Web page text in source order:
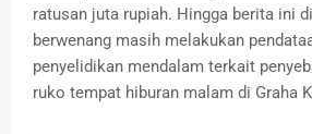
ratusan juta rupiah. Hingga berita ini
berwenang masih melakukan
penyelidikan mendalam terkait
ruko tempat hiburan malam di Graha